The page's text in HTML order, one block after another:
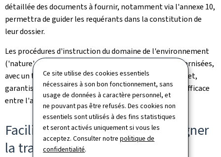
Ce site utilise des cookies essentiels
nécessaires à son bon fonctionnement, sans
usage de données à caractère personnel, et
ne pouvant pas être refusés. Des cookies non
essentiels sont utilisés à des fins statistiques
et seront activés uniquement si vous les
acceptez. Consulter notrepolitique de
confidentialité.
détaillée des documents à fournir, notamment via l'annexe 10,
permettra de guider les requérants dans la constitution de
leur dossier.
Les procédures d'instruction du domaine de l'environnement
('nature', 'eau' et 'commodo') seront alignées et modernisées,
avec un traitement entièrement digitalisé via MyGuichet,
garantissant une communication centralisée et plus efficace
entre l'administration et les citoyens.
Faciliter les projets et accompagner
la transition énergétique